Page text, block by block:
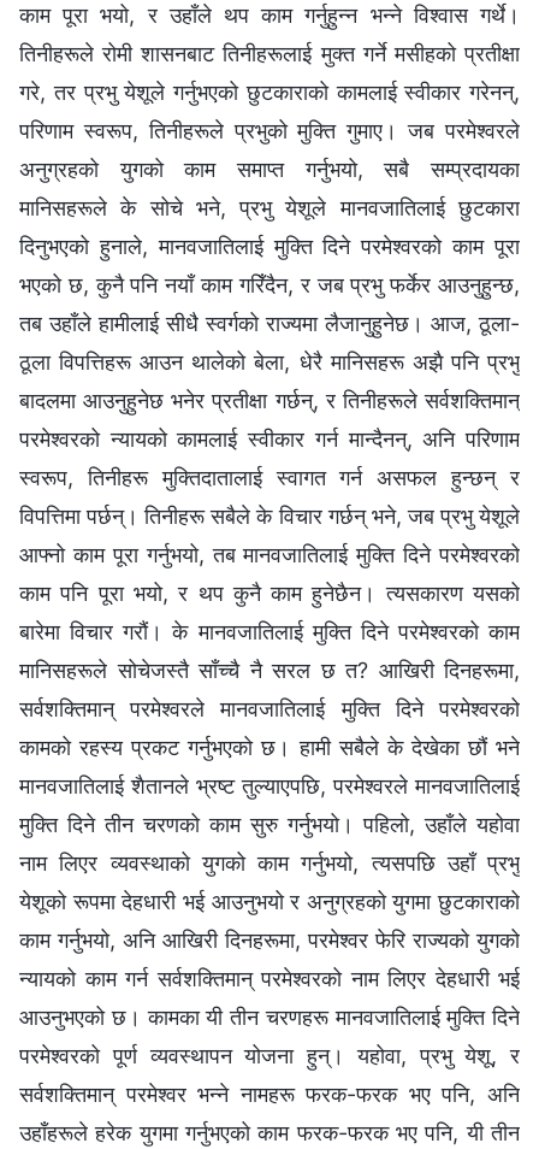
काम पूरा भयो, र उहाँले थप काम गर्नुहुन्‍न भन्‍ने विश्‍वास गर्थे।
तिनीहरूले रोमी शासनबाट तिनीहरूलाई मुक्त गर्ने मसीहको प्रतीक्षा
गरे, तर प्रभु येशूले गर्नुभएको छुटकाराको कामलाई स्वीकार गरेनन्,
परिणाम स्वरूप, तिनीहरूले प्रभुको मुक्ति गुमाए। जब परमेश्‍वरले
अनुग्रहको युगको काम समाप्त गर्नुभयो, सबै सम्प्रदायका
मानिसहरूले के सोचे भने, प्रभु येशूले मानवजातिलाई छुटकारा
दिनुभएको हुनाले, मानवजातिलाई मुक्ति दिने परमेश्‍वरको काम पूरा
भएको छ, कुनै पनि नयाँ काम गरिँदैन, र जब प्रभु फर्केर आउनुहुन्छ,
तब उहाँले हामीलाई सीधै स्वर्गको राज्यमा लैजानुहुनेछ। आज, ठूला-
ठूला विपत्तिहरू आउन थालेको बेला, धेरै मानिसहरू अझै पनि प्रभु
बादलमा आउनुहुनेछ भनेर प्रतीक्षा गर्छन्, र तिनीहरूले सर्वशक्तिमान्‌
परमेश्‍वरको न्यायको कामलाई स्वीकार गर्न मान्दैनन्, अनि परिणाम
स्वरूप, तिनीहरू मुक्तिदातालाई स्वागत गर्न असफल हुन्छन् र
विपत्तिमा पर्छन्। तिनीहरू सबैले के विचार गर्छन् भने, जब प्रभु येशूले
आफ्‍नो काम पूरा गर्नुभयो, तब मानवजातिलाई मुक्ति दिने परमेश्‍वरको
काम पनि पूरा भयो, र थप कुनै काम हुनेछैन। त्यसकारण यसको
बारेमा विचार गरौं। के मानवजातिलाई मुक्ति दिने परमेश्‍वरको काम
मानिसहरूले सोचेजस्तै साँच्‍चै नै सरल छ त? आखिरी दिनहरूमा,
सर्वशक्तिमान्‌ परमेश्‍वरले मानवजातिलाई मुक्ति दिने परमेश्‍वरको
कामको रहस्य प्रकट गर्नुभएको छ। हामी सबैले के देखेका छौं भने
मानवजातिलाई शैतानले भ्रष्ट तुल्याएपछि, परमेश्‍वरले मानवजातिलाई
मुक्ति दिने तीन चरणको काम सुरु गर्नुभयो। पहिलो, उहाँले यहोवा
नाम लिएर व्यवस्थाको युगको काम गर्नुभयो, त्यसपछि उहाँ प्रभु
येशूको रूपमा देहधारी भई आउनुभयो र अनुग्रहको युगमा छुटकाराको
काम गर्नुभयो, अनि आखिरी दिनहरूमा, परमेश्‍वर फेरि राज्यको युगको
न्यायको काम गर्न सर्वशक्तिमान्‌ परमेश्‍वरको नाम लिएर देहधारी भई
आउनुभएको छ। कामका यी तीन चरणहरू मानवजातिलाई मुक्ति दिने
परमेश्‍वरको पूर्ण व्यवस्थापन योजना हुन्। यहोवा, प्रभु येशू, र
सर्वशक्तिमान्‌ परमेश्‍वर भन्‍ने नामहरू फरक-फरक भए पनि, अनि
उहाँहरूले हरेक युगमा गर्नुभएको काम फरक-फरक भए पनि, यी तीन